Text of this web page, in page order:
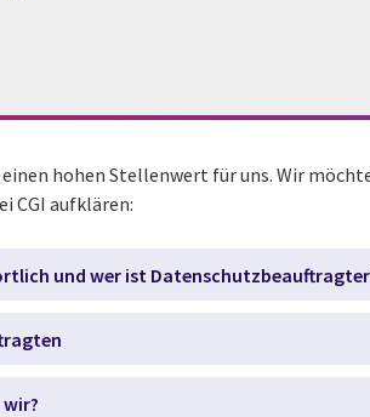
hohen Stellenwert für uns. Wir
CGI aufklären:
und wer ist